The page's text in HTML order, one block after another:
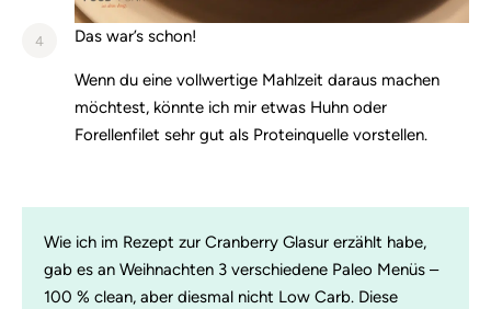
4 Das war’s schon!
Wenn du eine vollwertige Mahlzeit daraus machen
möchtest, könnte ich mir etwas Huhn oder
Forellenfilet sehr gut als Proteinquelle vorstellen.
Wie ich im Rezept zur Cranberry Glasur erzählt habe,
gab es an Weihnachten 3 verschiedene Paleo Menüs –
100 % clean, aber diesmal nicht Low Carb. Diese